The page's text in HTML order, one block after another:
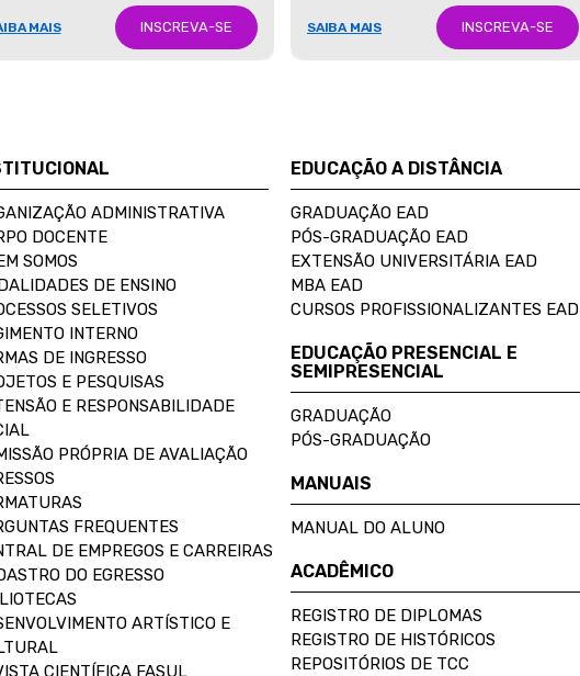
MAIS INSCREVA-SE SAIBA MAIS INSCREVA-SE
ADMINISTRATIVA
DOCENTE
SOMOS
DE ENSINO
SELETIVOS
INTERNO
DE INGRESSO
E PESQUISAS
E RESPONSABILIDADE
PRÓPRIA DE AVALIAÇÃO
FREQUENTES
DE EMPREGOS E CARREIRAS
DO EGRESSO
ARTÍSTICO E
CIENTÍFICA FASUL
EDUCAÇÃO A DISTÂNCIA
GRADUAÇÃO EAD
PÓS-GRADUAÇÃO EAD
EXTENSÃO UNIVERSITÁRIA EAD
MBA EAD
CURSOS PROFISSIONALIZANTES EAD
EDUCAÇÃO PRESENCIAL E
SEMIPRESENCIAL
GRADUAÇÃO
PÓS-GRADUAÇÃO
MANUAIS
MANUAL DO ALUNO
ACADÊMICO
REGISTRO DE DIPLOMAS
REGISTRO DE HISTÓRICOS
REPOSITÓRIOS DE TCC